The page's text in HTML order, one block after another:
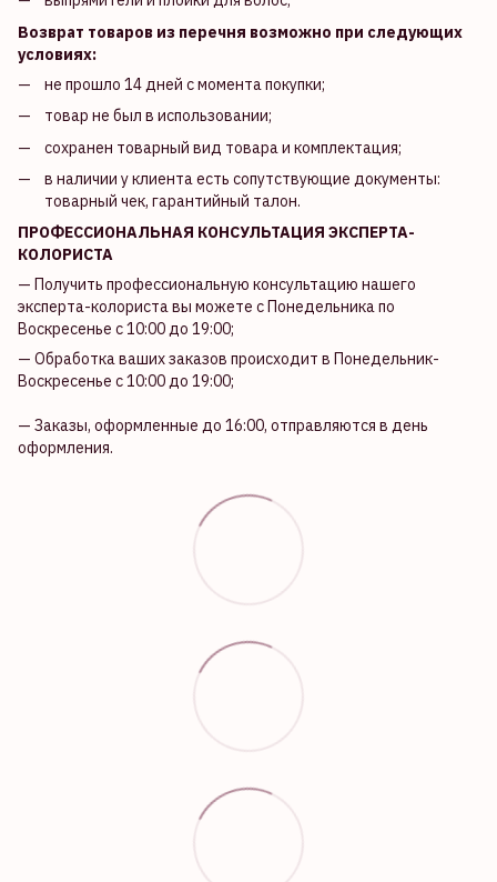
Возврат товаров из перечня возможно при следующих
условиях:
не прошло 14 дней с момента покупки;
товар не был в использовании;
сохранен товарный вид товара и комплектация;
в наличии у клиента есть сопутствующие документы:
товарный чек, гарантийный талон.
ПРОФЕССИОНАЛЬНАЯ КОНСУЛЬТАЦИЯ ЭКСПЕРТА-
КОЛОРИСТА
— Получить профессиональную консультацию нашего
эксперта-колориста вы можете с Понедельника по
Воскресенье с 10:00 до 19:00;
— Обработка ваших заказов происходит в Понедельник-
Воскресенье с 10:00 до 19:00;
— Заказы, оформленные до 16:00, отправляются в день
оформления.